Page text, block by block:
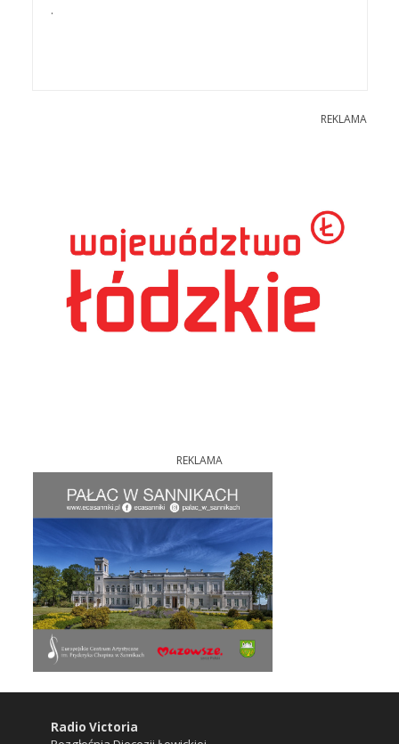
.
REKLAMA
REKLAMA
Radio Victoria